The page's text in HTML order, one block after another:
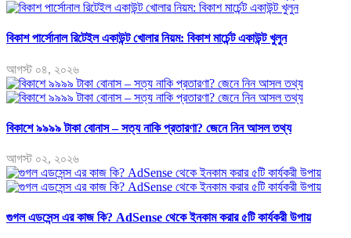
বিকাশ পার্সোনাল রিটেইল একাউন্ট খোলার নিয়ম: বিকাশ মার্চেন্ট একাউন্ট খুলুন
আগস্ট ০৪, ২০২৬
বিকাশে ৯৯৯৯ টাকা বোনাস – সত্য নাকি প্রতারণা? জেনে নিন আসল তথ্য
আগস্ট ০২, ২০২৬
গুগল এডসেন্স এর কাজ কি? AdSense থেকে ইনকাম করার ৫টি কার্যকরী উপায়